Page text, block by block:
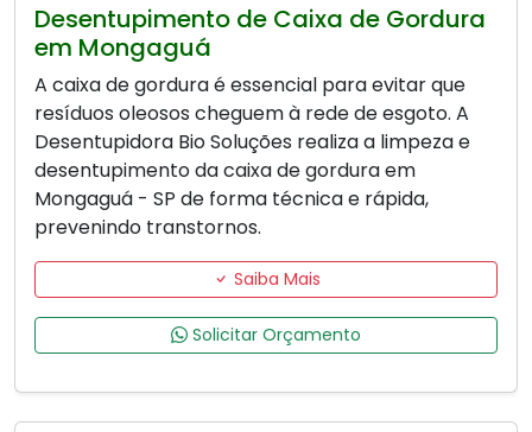
Desentupimento de Caixa de Gordura
em Mongaguá
A caixa de gordura é essencial para evitar que
resíduos oleosos cheguem à rede de esgoto. A
Desentupidora Bio Soluções realiza a limpeza e
desentupimento da caixa de gordura em
Mongaguá - SP de forma técnica e rápida,
prevenindo transtornos.
Saiba Mais
Solicitar Orçamento